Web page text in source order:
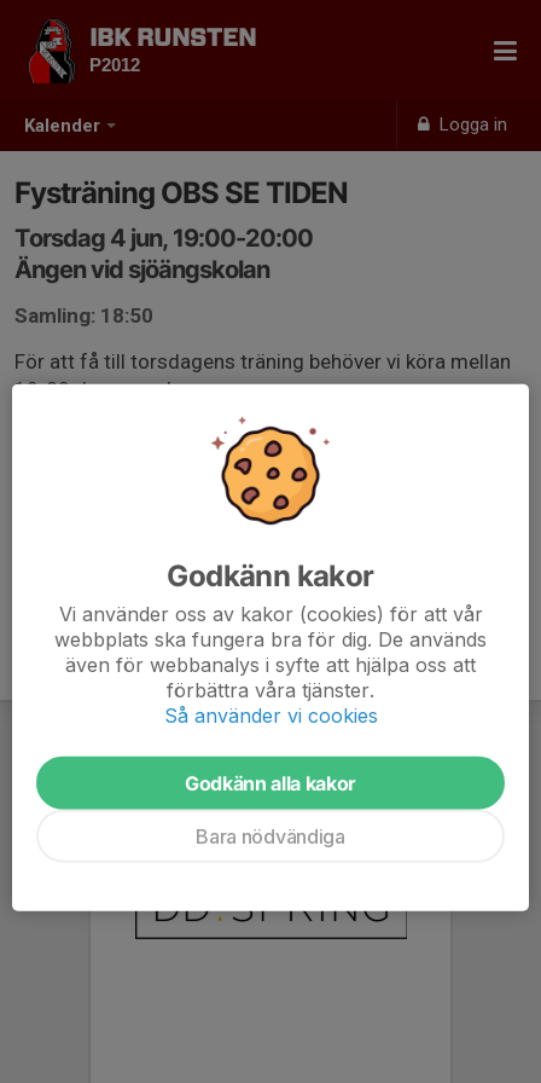
Kalender Logga in
IBK RUNSTEN
P2012
Fysträning OBS SE TIDEN
Torsdag 4 jun, 19:00-20:00
Ängen vid sjöängskolan
Samling: 18:50
För att få till torsdagens träning behöver vi köra mellan
19-20 denna vecka
Godkänn kakor
Vi använder oss av kakor (cookies) för att vår
webbplats ska fungera bra för dig. De används
även för webbanalys i syfte att hjälpa oss att
förbättra våra tjänster.
Så använder vi cookies
Godkänn alla kakor
Bara nödvändiga